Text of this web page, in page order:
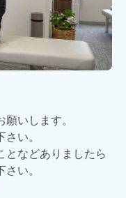
いします。
い。
となどありましたら
い。